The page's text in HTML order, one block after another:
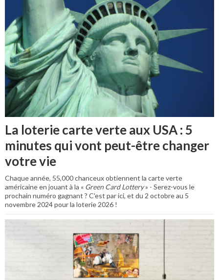
La loterie carte verte aux USA : 5
minutes qui vont peut-être changer
votre vie
Chaque année, 55,000 chanceux obtiennent la carte verte
américaine en jouant à la « Green Card Lottery» - Serez-vous le
prochain numéro gagnant ? C'est par ici, et du 2 octobre au 5
novembre 2024 pour la loterie 2026 !